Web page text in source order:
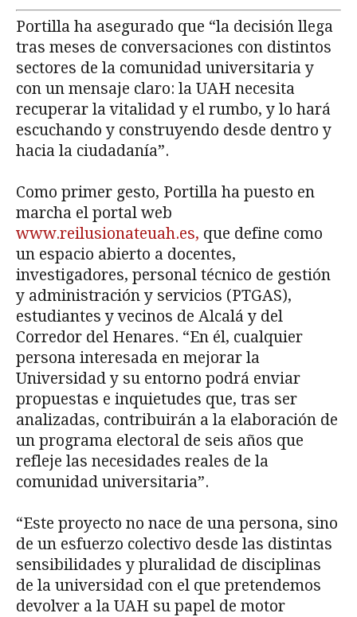
Portilla ha asegurado que “la decisión llega
tras meses de conversaciones con distintos
sectores de la comunidad universitaria y
con un mensaje claro: la UAH necesita
recuperar la vitalidad y el rumbo, y lo hará
escuchando y construyendo desde dentro y
hacia la ciudadanía”.
Como primer gesto, Portilla ha puesto en
marcha el portal web
www.reilusionateuah.es, que define como
un espacio abierto a docentes,
investigadores, personal técnico de gestión
y administración y servicios (PTGAS),
estudiantes y vecinos de Alcalá y del
Corredor del Henares. “En él, cualquier
persona interesada en mejorar la
Universidad y su entorno podrá enviar
propuestas e inquietudes que, tras ser
analizadas, contribuirán a la elaboración de
un programa electoral de seis años que
refleje las necesidades reales de la
comunidad universitaria”.
“Este proyecto no nace de una persona, sino
de un esfuerzo colectivo desde las distintas
sensibilidades y pluralidad de disciplinas
de la universidad con el que pretendemos
devolver a la UAH su papel de motor